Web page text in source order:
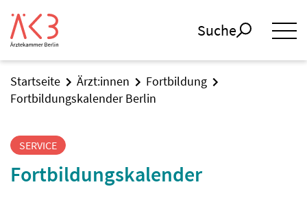
Suche
Startseite Ärzt:innen
Fortbildung
Fortbildungskalender Berlin
SERVICE
Fortbildungskalender